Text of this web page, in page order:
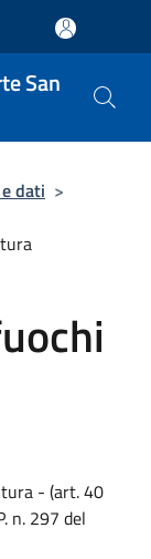
San
dati >
- (art. 40
n. 297 del